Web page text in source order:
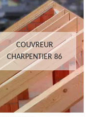
COUVREUR
CHARPENTIER 86